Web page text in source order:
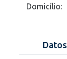
Domicílio: